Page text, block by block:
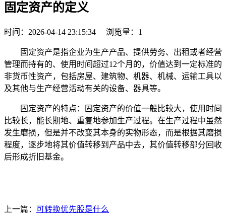
固定资产的定义
时间：2026-04-14 23:15:34 浏览量：1
固定资产是指企业为生产产品、提供劳务、出租或者经营
管理而持有的、使用时间超过12个月的，价值达到一定标准的
非货币性资产，包括房屋、建筑物、机器、机械、运输工具以
及其他与生产经营活动有关的设备、器具等。
固定资产的特点：固定资产的价值一般比较大，使用时间
比较长，能长期地、重复地参加生产过程。在生产过程中虽然
发生磨损，但是并不改变其本身的实物形态，而是根据其磨损
程度，逐步地将其价值转移到产品中去，其价值转移部分回收
后形成折旧基金。
上一篇： 可转换优先股是什么